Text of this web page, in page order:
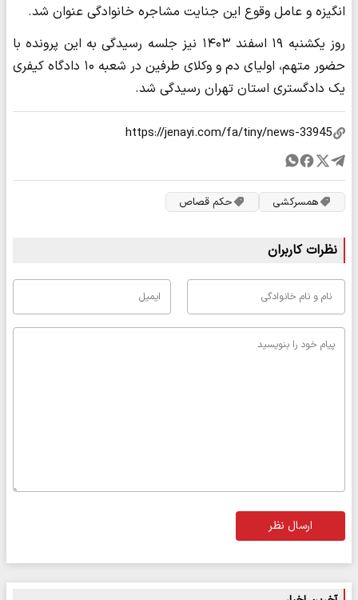
انگیزه و عامل وقوع این جنایت مشاجره خانوادگی عنوان شد.
روز یکشنبه ۱۹ اسفند ۱۴۰۳ نیز جلسه رسیدگی به این پرونده با
حضور متهم، اولیای دم و وکلای طرفین در شعبه ۱۰ دادگاه کیفری
یک دادگستری استان تهران رسیدگی شد.
همسرکشی حکم قصاص
نظرات کاربران
ارسال نظر